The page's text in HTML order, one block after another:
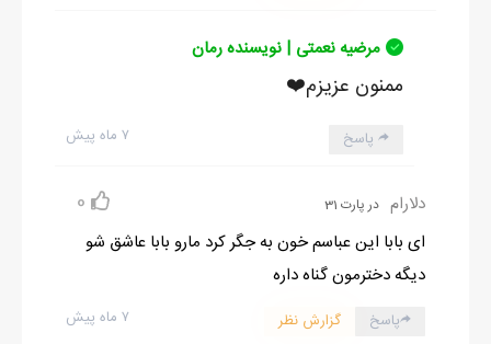
مرضیه نعمتی | نویسنده رمان
ممنون عزیزم❤️
۷ ماه پیش پاسخ
دلارام در پارت 31 0
ای بابا این عباسم خون به جگر کرد مارو بابا عاشق شو
دیگه دخترمون گناه داره
۷ ماه پیش پاسخ گزارش نظر